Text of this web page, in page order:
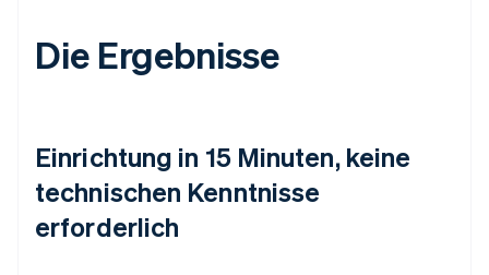
Die Ergebnisse
Einrichtung in 15 Minuten, keine
technischen Kenntnisse
erforderlich